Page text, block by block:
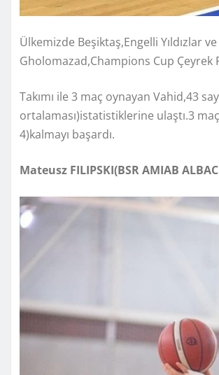
Ülkemizde Beşiktaş,Engelli Yıldızlar
Gholomazad,Champions Cup Çeyrek
Takımı ile 3 maç oynayan Vahid,43
ortalaması)istatistiklerine ulaştı.3
4)kalmayı başardı.
Mateusz FILIPSKI(BSR AMIAB